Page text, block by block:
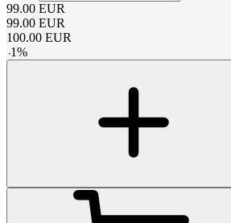
99.00 EUR
99.00 EUR
100.00 EUR
-1%